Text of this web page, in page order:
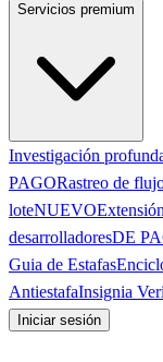
Servicios premium
Investigación
PAGORastreo de
loteNUEVO
desarrolladoresDE
Guia de Estafas
AntiestafaInsignia
Iniciar sesión